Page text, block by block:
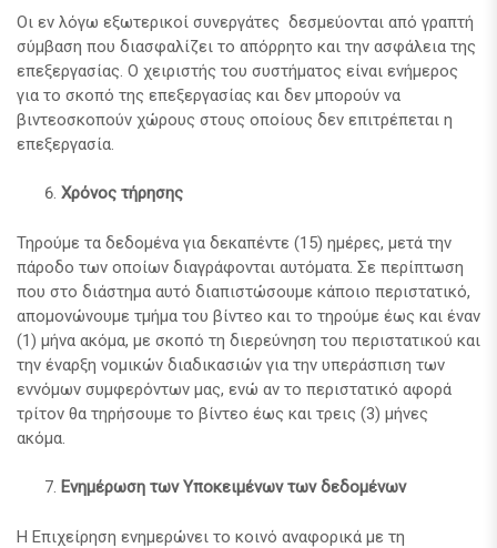
Οι εν λόγω εξωτερικοί συνεργάτες δεσμεύονται από γραπτή
σύμβαση που διασφαλίζει το απόρρητο και την ασφάλεια της
επεξεργασίας. Ο χειριστής του συστήματος είναι ενήμερος
για το σκοπό της επεξεργασίας και δεν μπορούν να
βιντεοσκοπούν χώρους στους οποίους δεν επιτρέπεται η
επεξεργασία.
Χρόνος τήρησης
Τηρούμε τα δεδομένα για δεκαπέντε (15) ημέρες, μετά την
πάροδο των οποίων διαγράφονται αυτόματα. Σε περίπτωση
που στο διάστημα αυτό διαπιστώσουμε κάποιο περιστατικό,
απομονώνουμε τμήμα του βίντεο και το τηρούμε έως και έναν
(1) μήνα ακόμα, με σκοπό τη διερεύνηση του περιστατικού και
την έναρξη νομικών διαδικασιών για την υπεράσπιση των
εννόμων συμφερόντων μας, ενώ αν το περιστατικό αφορά
τρίτον θα τηρήσουμε το βίντεο έως και τρεις (3) μήνες
ακόμα.
Ενημέρωση των Υποκειμένων των δεδομένων
Η Επιχείρηση ενημερώνει το κοινό αναφορικά με τη